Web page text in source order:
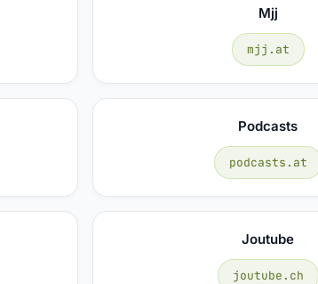
Mjj
mjj.at
Podcasts
podcasts.at
Joutube
joutube.ch